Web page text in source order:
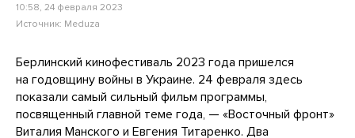
10:58, 24 февраля 2023
Источник: Meduza
Берлинский кинофестиваль 2023 года пришелся
на годовщину войны в Украине. 24 февраля здесь
показали самый сильный фильм программы,
посвященный главной теме года, — «Восточный фронт»
Виталия Манского и Евгения Титаренко. Два